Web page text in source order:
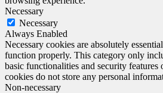
Necessary
Necessary
Always Enabled
Necessary cookies are absolutely
function properly. This category only
basic functionalities and security features
cookies do not store any personal
Non-necessary